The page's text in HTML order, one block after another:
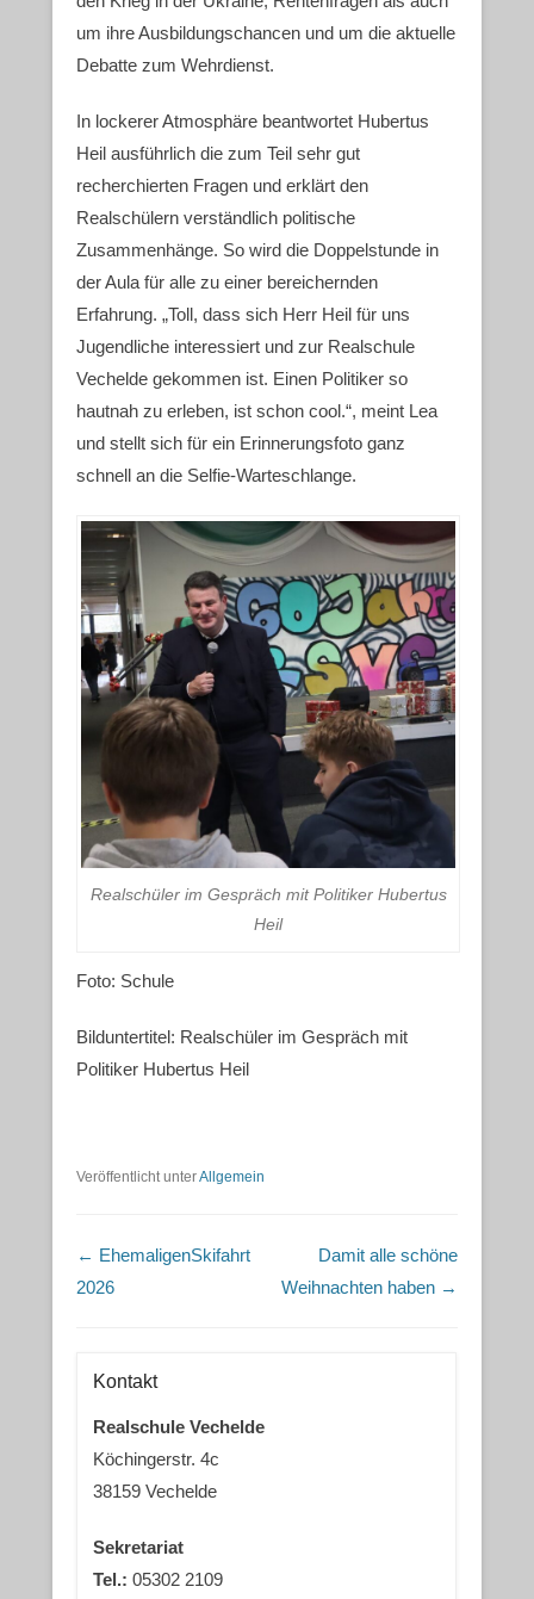
um ihre Ausbildungschancen und um die aktuelle
Debatte zum Wehrdienst.
In lockerer Atmosphäre beantwortet Hubertus
Heil ausführlich die zum Teil sehr gut
recherchierten Fragen und erklärt den
Realschülern verständlich politische
Zusammenhänge. So wird die Doppelstunde in
der Aula für alle zu einer bereichernden
Erfahrung. „Toll, dass sich Herr Heil für uns
Jugendliche interessiert und zur Realschule
Vechelde gekommen ist. Einen Politiker so
hautnah zu erleben, ist schon cool.“, meint Lea
und stellt sich für ein Erinnerungsfoto ganz
schnell an die Selfie-Warteschlange.
Realschüler im Gespräch mit Politiker Hubertus
Heil
Foto: Schule
Bilduntertitel: Realschüler im Gespräch mit
Politiker Hubertus Heil
Veröffentlicht unterAllgemein
Beitragsnavigation
← EhemaligenSkifahrt
2026
Damit alle schöne
Weihnachten haben →
Kontakt
Realschule Vechelde
Köchingerstr. 4c
38159 Vechelde
Sekretariat
Tel.: 05302 2109